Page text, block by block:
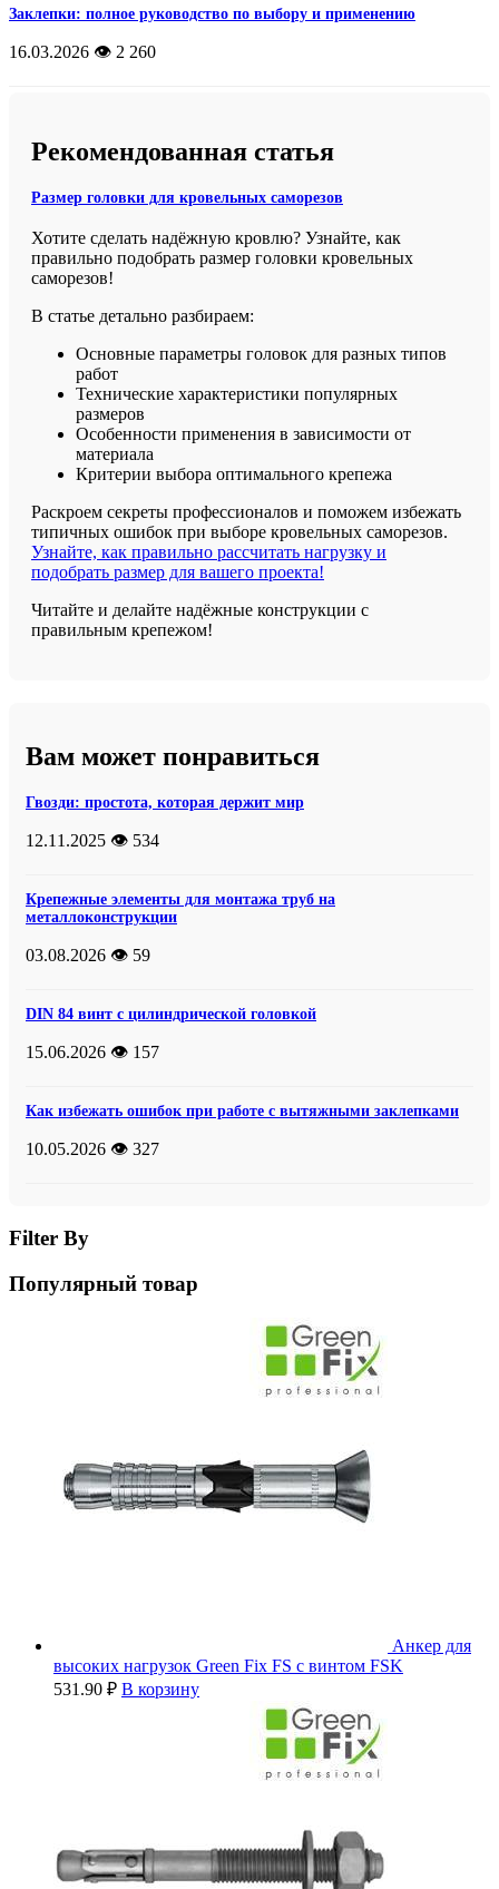
Заклепки: полное руководство по выбору и применению
16.03.2026 👁️ 2 260
Рекомендованная статья
Размер головки для кровельных саморезов
Хотите сделать надёжную кровлю? Узнайте, как
правильно подобрать размер головки кровельных
саморезов!
В статье детально разбираем:
Основные параметры головок для разных типов
работ
Технические характеристики популярных
размеров
Особенности применения в зависимости от
материала
Критерии выбора оптимального крепежа
Раскроем секреты профессионалов и поможем избежать
типичных ошибок при выборе кровельных саморезов.
Узнайте, как правильно рассчитать нагрузку и
подобрать размер для вашего проекта!
Читайте и делайте надёжные конструкции с
правильным крепежом!
Вам может понравиться
Гвозди: простота, которая держит мир
12.11.2025 👁️ 534
Крепежные элементы для монтажа труб на
металлоконструкции
03.08.2026 👁️ 59
DIN 84 винт с цилиндрической головкой
15.06.2026 👁️ 157
Как избежать ошибок при работе с вытяжными заклепками
10.05.2026 👁️ 327
Filter By
Популярный товар
Анкер для
высоких нагрузок Green Fix FS с винтом FSK
531.90 ₽ В корзину